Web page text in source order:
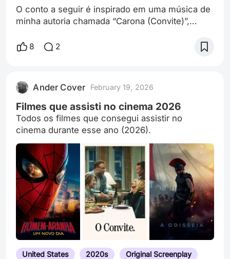
O conto a seguir é inspirado em uma música de
minha autoria chamada “Carona (Convite)”,
Diários”. Sou músico, compositor e produtor, e
meados de 2016, inspirado em um dos primeiros
contos que escrevi na vida. Porém fui
modificando a sua letra ao longo dos anos. Até
que na p
8 2
Ander Cover February 19, 2026
Filmes que assisti no cinema 2026
Todos os filmes que consegui assistir no
cinema durante esse ano (2026).
United States 2020s Original Screenplay